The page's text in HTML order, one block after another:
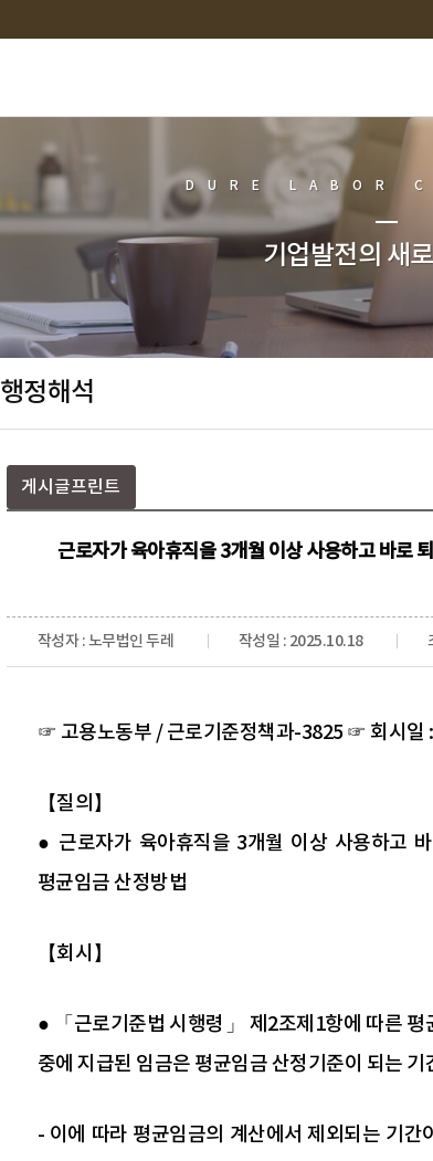
DURE LABOR
기업발전의 새
행정해석
게시글프린트
근로자가 육아휴직을 3개월 이상 사용하고 바로
작성자 : 노무법인 두레 작성일 : 2025.10.18
☞ 고용노동부 / 근로기준정책과-3825☞ 회시일
【질의】
● 근로자가 육아휴직을 3개월 이상 사용하고
평균임금 산정방법
【회시】
● 「근로기준법 시행령」 제2조제1항에 따른
중에 지급된 임금은 평균임금 산정기준이 되는
- 이에 따라 평균임금의 계산에서 제외되는 기